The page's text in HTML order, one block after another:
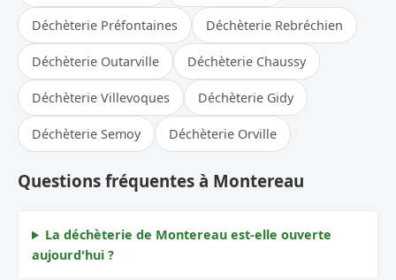
Déchèterie Préfontaines Déchèterie Rebréchien
Déchèterie Outarville Déchèterie Chaussy
Déchèterie Villevoques Déchèterie Gidy
Déchèterie Semoy Déchèterie Orville
Questions fréquentes à Montereau
La déchèterie de Montereau est-elle ouverte
aujourd'hui ?